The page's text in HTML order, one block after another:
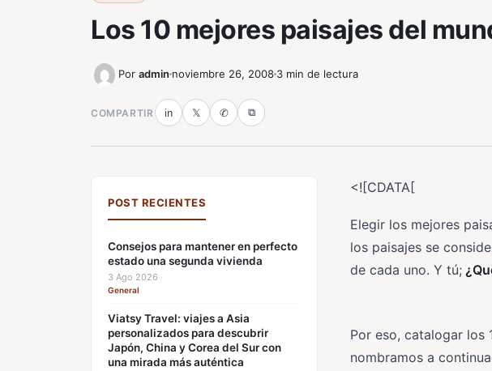
Los 10 mejores paisajes del
Por admin noviembre 26, 2008 3 min de lectura
COMPARTIR in 𝕏 ✆ ⧉
POST RECIENTES
Consejos para mantener en perfecto
estado una segunda vivienda
3 Ago 2026 ·
General
Viatsy Travel: viajes a Asia
personalizados para descubrir
Japón, China y Corea del Sur con
una mirada más auténtica
<![CDATA[
Elegir los mejores
los paisajes se
de cada uno. Y tú;
Por eso, catalogar los
nombramos a